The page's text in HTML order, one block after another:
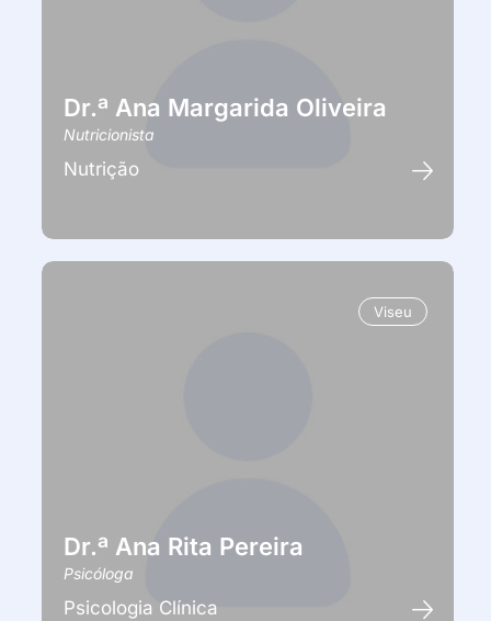
Dr.ª Ana Margarida Oliveira
Nutricionista
Nutrição
Viseu
Dr.ª Ana Rita Pereira
Psicóloga
Psicologia Clínica